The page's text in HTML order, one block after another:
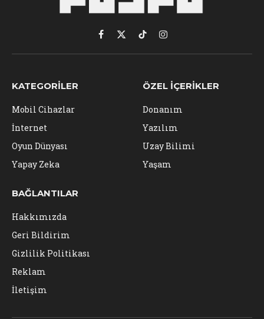
Facebook
X
(Twitter)
TikTokInstagram
KATEGORILER
Mobil Cihazlar
İnternet
Oyun Dünyası
Yapay Zeka
ÖZEL İÇERIKLER
Donanım
Yazılım
Uzay Bilimi
Yaşam
BAĞLANTILAR
Hakkımızda
Geri Bildirim
Gizlilik Politikası
Reklam
İletişim